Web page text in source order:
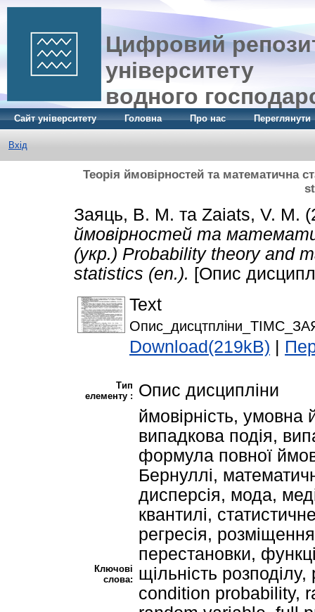
Цифровий
університету
водного
Сайт університету Головна Про нас Переглянути
Вхід
Теорія ймовірностей та математична
Заяць, В. М. та Zaiats, V. M.
ймовірностей та
(укр.) Probability theory and
statistics (en.). [Опис
Text
Download(219kB) |
Тип
елементу :
Опис дисципліни
Ключові
слова:
ймовірність, умовна
випадкова подія,
формула повної
Бернуллі,
дисперсія, мода,
квантилі,
регресія,
перестановки,
щільність
condition probability,